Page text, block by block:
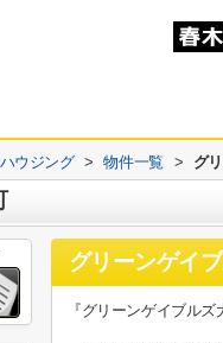
ウジング > 物件一覧 > グ
グリーンゲイ
『グリーンゲイブルズ